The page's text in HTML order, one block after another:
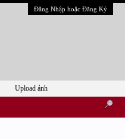
Đăng Nhập hoặc Đăng Ký
Upload ảnh